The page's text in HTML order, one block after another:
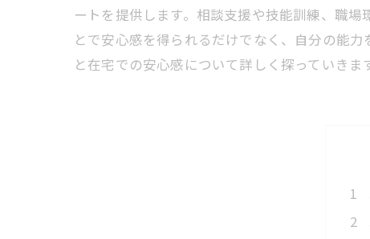
ートを提供します。相談支援や技能訓練、職
とで安心感を得られるだけでなく、自分の能
と在宅での安心感について詳しく探っていきます